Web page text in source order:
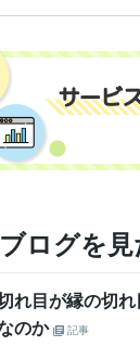
ログを
切れ目が縁の切
のか
記事